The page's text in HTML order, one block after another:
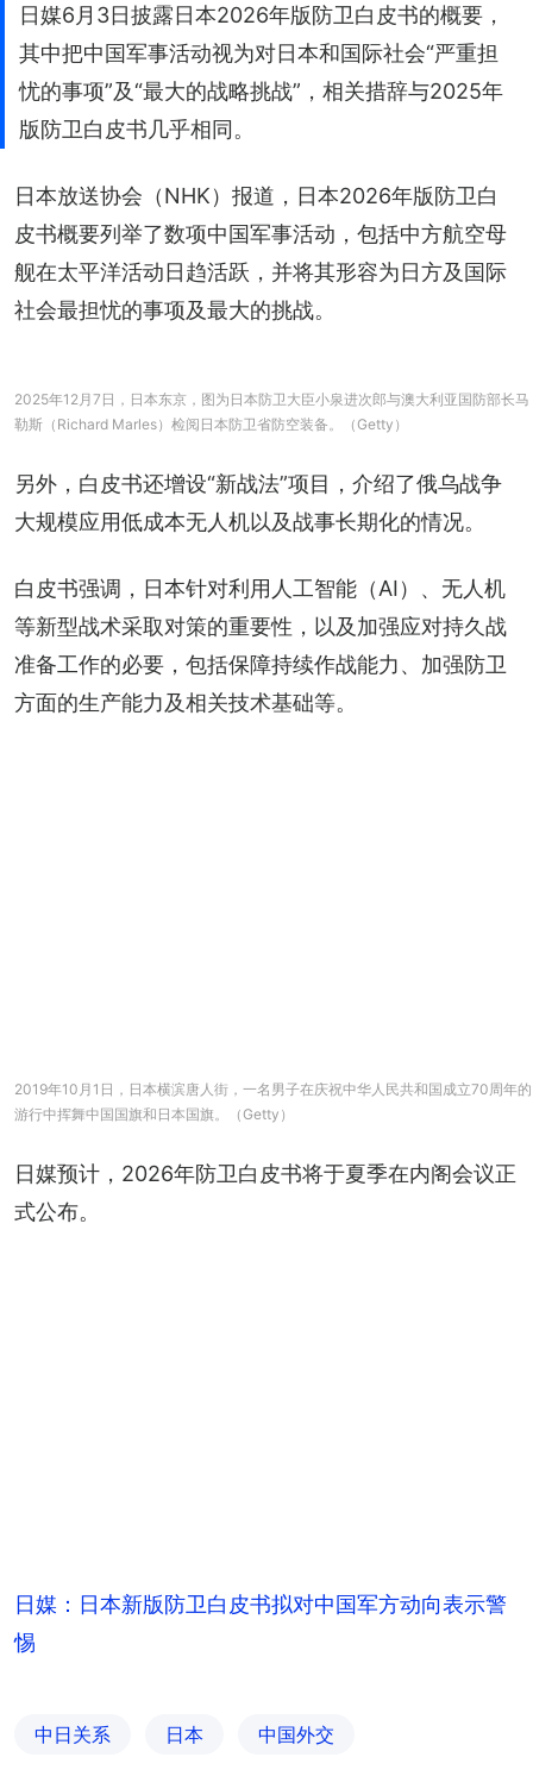
日媒6月3日披露日本2026年版防卫白皮书的概要，
其中把中国军事活动视为对日本和国际社会“严重担
忧的事项”及“最大的战略挑战”，相关措辞与2025年
版防卫白皮书几乎相同。
日本放送协会（NHK）报道，日本2026年版防卫白
皮书概要列举了数项中国军事活动，包括中方航空母
舰在太平洋活动日趋活跃，并将其形容为日方及国际
社会最担忧的事项及最大的挑战。
2025年12月7日，日本东京，图为日本防卫大臣小泉进次郎与澳大利亚国防部长马
勒斯（Richard Marles）检阅日本防卫省防空装备。（Getty）
另外，白皮书还增设“新战法”项目，介绍了俄乌战争
大规模应用低成本无人机以及战事长期化的情况。
白皮书强调，日本针对利用人工智能（AI）、无人机
等新型战术采取对策的重要性，以及加强应对持久战
准备工作的必要，包括保障持续作战能力、加强防卫
方面的生产能力及相关技术基础等。
2019年10月1日，日本横滨唐人街，一名男子在庆祝中华人民共和国成立70周年的
游行中挥舞中国国旗和日本国旗。（Getty）
日媒预计，2026年防卫白皮书将于夏季在内阁会议正
式公布。
日媒：日本新版防卫白皮书拟对中国军方动向表示警
惕
中日关系 日本 中国外交